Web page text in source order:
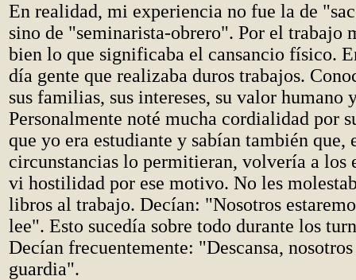
En realidad, mi experiencia no fue la de
sino de "seminarista-obrero". Por el trabajo
bien lo que significaba el cansancio físico.
día gente que realizaba duros trabajos.
sus familias, sus intereses, su valor humano
Personalmente noté mucha cordialidad por
que yo era estudiante y sabían también que,
circunstancias lo permitieran, volvería a los
vi hostilidad por ese motivo. No les
libros al trabajo. Decían: "Nosotros
lee". Esto sucedía sobre todo durante los
Decían frecuentemente: "Descansa,
guardia".